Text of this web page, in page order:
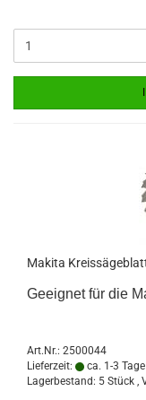
Makita
Geeignet für die
Art.Nr.: 2500044
Lieferzeit:
ca. 1-3 Tage
Lagerbestand: 5 Stück ,